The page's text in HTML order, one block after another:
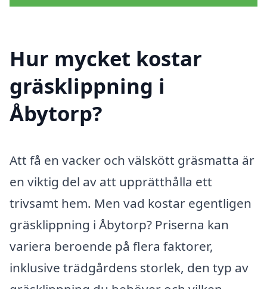
Hur mycket kostar
gräsklippning i
Åbytorp?
Att få en vacker och välskött gräsmatta är
en viktig del av att upprätthålla ett
trivsamt hem. Men vad kostar egentligen
gräsklippning i Åbytorp? Priserna kan
variera beroende på flera faktorer,
inklusive trädgårdens storlek, den typ av